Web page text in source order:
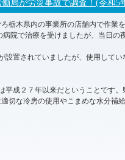
局が労災事故で調査！(令和5
栃木県内の事業所の店舗内で作業
院で治療を受けましたが、当日の
設置されていましたが、使用して
平成２７年以来だということです
切な冷房の使用やこまめな水分補